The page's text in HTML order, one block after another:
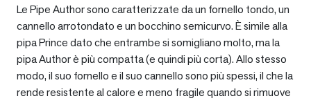
Le Pipe Author sono caratterizzate da un fornello tondo, un
cannello arrotondato e un bocchino semicurvo. È simile alla
pipa Prince dato che entrambe si somigliano molto, ma la
pipa Author è più compatta (e quindi più corta). Allo stesso
modo, il suo fornello e il suo cannello sono più spessi, il che la
rende resistente al calore e meno fragile quando si rimuove